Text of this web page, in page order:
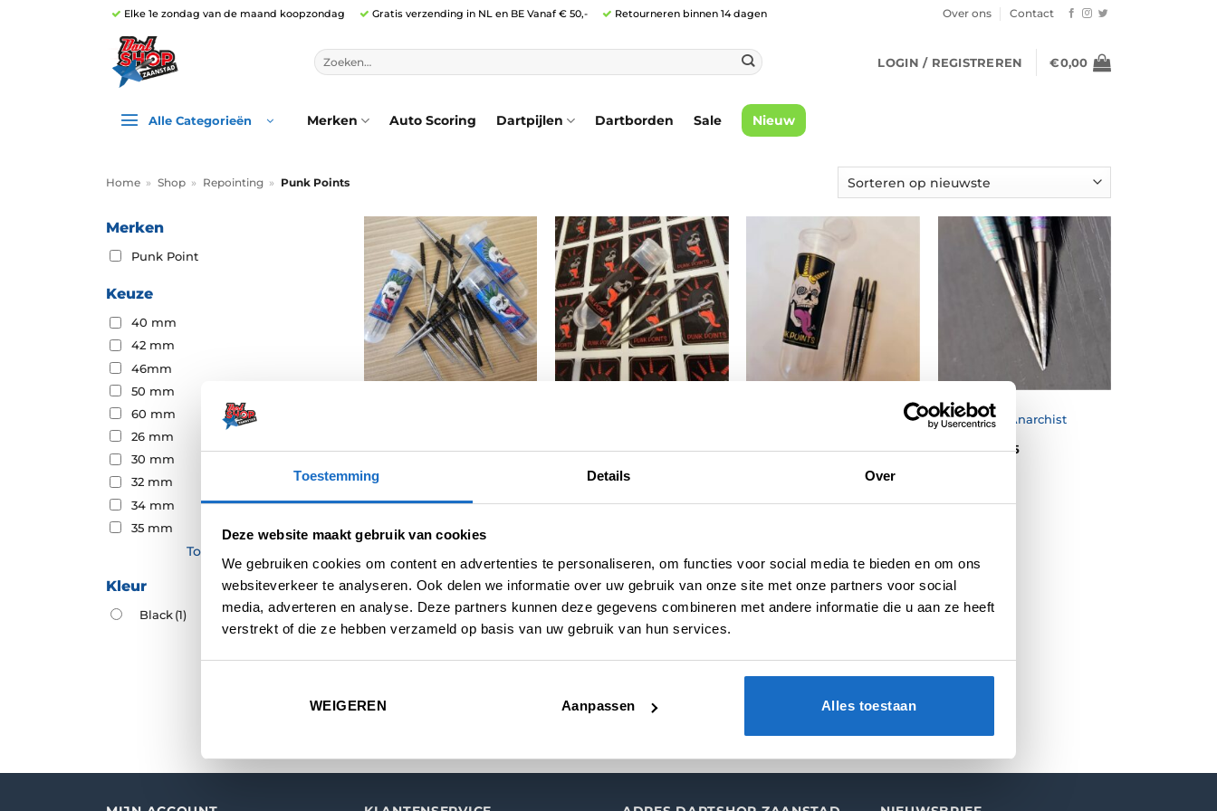
Toestemming Details Over
Deze website maakt gebruik van cookies
We gebruiken cookies om content en advertenties te personaliseren, om functies voor social media te bieden en om ons
websiteverkeer te analyseren. Ook delen we informatie over uw gebruik van onze site met onze partners voor social
media, adverteren en analyse. Deze partners kunnen deze gegevens combineren met andere informatie die u aan ze heeft
verstrekt of die ze hebben verzameld op basis van uw gebruik van hun services.
WEIGEREN Aanpassen Alles toestaan
Elke 1e zondag van de maand koopzondag Gratis verzending in NL en BE Vanaf € 50,- Retourneren binnen 14 dagen Over ons Contact
Zoeken
naar:
LOGIN / REGISTREREN €0,00
Alle Categorieën Merken Auto Scoring Dartpijlen Dartborden Sale Nieuw
Home » Shop » Repointing » Punk Points
Merken
Punk Point
Keuze
40 mm
42 mm
46mm
50 mm
60 mm
26 mm
30 mm
32 mm
34 mm
35 mm
Toon meer
Kleur
Black(1)
€17,95 €19,95
€19,95
NIEUW
Punk Point Anarchist
€8,95 - €9,95Prijsklasse:
€8,95
€8,95